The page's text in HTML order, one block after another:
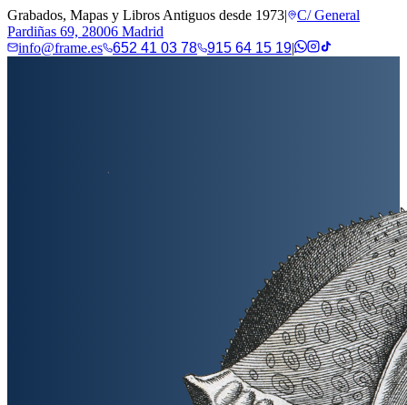
Grabados, Mapas y Libros Antiguos desde 1973|
C/ General
Pardiñas 69, 28006 Madrid
info@frame.es
652 41 03 78 915 64 15 19|